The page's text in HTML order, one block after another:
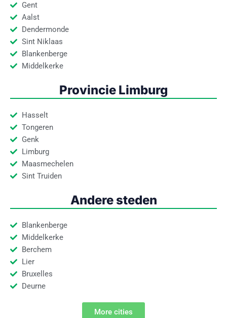
Gent
Aalst
Dendermonde
Sint Niklaas
Blankenberge
Middelkerke
Provincie Limburg
Hasselt
Tongeren
Genk
Limburg
Maasmechelen
Sint Truiden
Andere steden
Blankenberge
Middelkerke
Berchem
Lier
Bruxelles
Deurne
More cities